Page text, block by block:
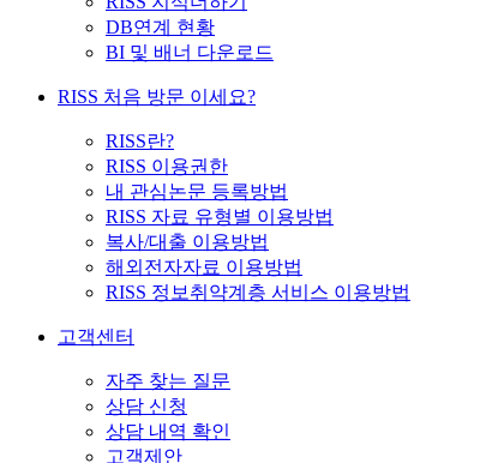
DB연계 현황
BI 및 배너 다운로드
RISS 처음 방문 이세요?
RISS란?
RISS 이용권한
내 관심논문 등록방법
RISS 자료 유형별 이용방법
복사/대출 이용방법
해외전자자료 이용방법
RISS 정보취약계층 서비스 이용방법
고객센터
자주 찾는 질문
상담 신청
상담 내역 확인
고객제안